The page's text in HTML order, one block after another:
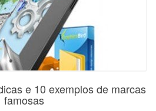
e 10 exemplos de marcas
famosas